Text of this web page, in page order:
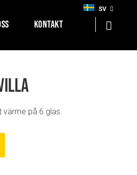
SV
KONTAKT
värme på 6 glas.